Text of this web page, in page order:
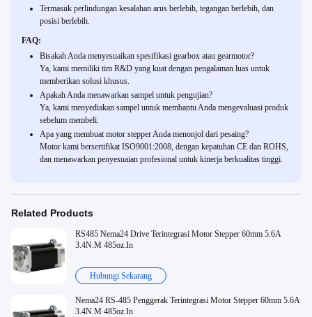
Termasuk perlindungan kesalahan arus berlebih, tegangan berlebih, dan
posisi berlebih.
FAQ:
Bisakah Anda menyesuaikan spesifikasi gearbox atau gearmotor?
Ya, kami memiliki tim R&D yang kuat dengan pengalaman luas untuk
memberikan solusi khusus.
Apakah Anda menawarkan sampel untuk pengujian?
Ya, kami menyediakan sampel untuk membantu Anda mengevaluasi produk
sebelum membeli.
Apa yang membuat motor stepper Anda menonjol dari pesaing?
Motor kami bersertifikat ISO9001:2008, dengan kepatuhan CE dan ROHS,
dan menawarkan penyesuaian profesional untuk kinerja berkualitas tinggi.
Related Products
RS485 Nema24 Drive Terintegrasi Motor Stepper 60mm 5.6A
3.4N.M 485oz.In
Hubungi Sekarang
Nema24 RS-485 Penggerak Terintegrasi Motor Stepper 60mm 5.6A
3.4N.M 485oz.In